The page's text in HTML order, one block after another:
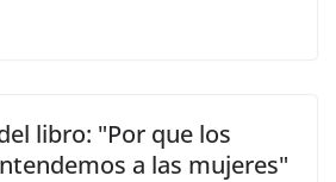
libro: "Por que los
a las mujeres"